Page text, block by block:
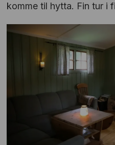
komme til hytta. Fin tur i